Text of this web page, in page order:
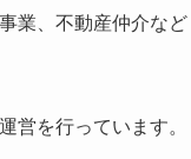
業、不動産仲介など
営を行っています。